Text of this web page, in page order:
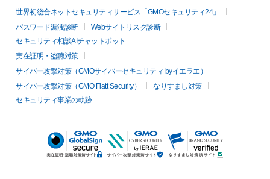
世界初総合ネットセキュリティサービス「GMOセキュリティ24」
パスワード漏洩診断
Webサイトリスク診断
セキュリティ相談AIチャットボット
実在証明・盗聴対策
サイバー攻撃対策（GMOサイバーセキュリティ byイエラエ）
サイバー攻撃対策（GMO Flatt Security）
なりすまし対策
セキュリティ事業の軌跡